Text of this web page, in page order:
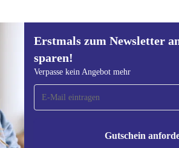
Erstmals zum Newsletter
sparen!
Verpasse kein Angebot mehr
Gutschein
zum Newsletter
15 € sparen!
kein Angebot mehr.